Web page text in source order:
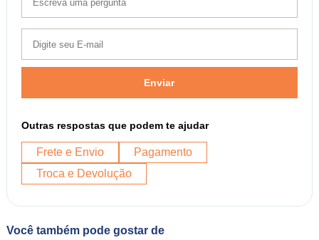
Enviar
Outras respostas que podem te ajudar
Frete e Envio
Pagamento
Troca e Devolução
Você também pode gostar de